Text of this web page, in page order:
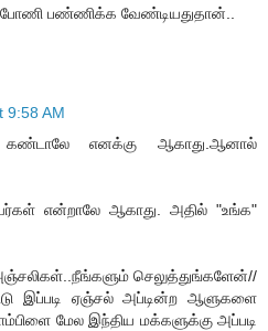
போணி பண்ணிக்க வேண்டியதுதான்..
9:58 AM
கண்டாலே எனக்கு ஆகாது.ஆனால்
என்றாலே ஆகாது. அதில் "உங்க"
செலுத்துங்களேன்//
இப்படி ஏஞ்சல் அப்டின்ற ஆளுகளை
மேல இந்திய மக்களுக்கு அப்படி